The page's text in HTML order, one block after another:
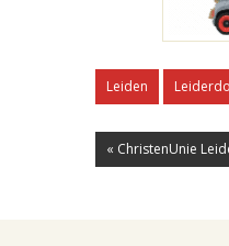
Leiden
« ChristenUnie